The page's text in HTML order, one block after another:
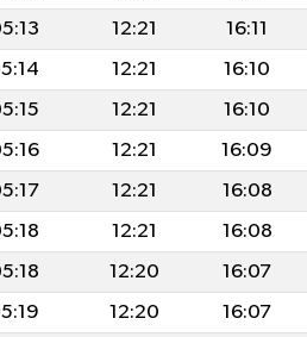
12:21 16:11
12:21 16:10
12:21 16:10
12:21 16:09
12:21 16:08
12:21 16:08
12:20 16:07
12:20 16:07